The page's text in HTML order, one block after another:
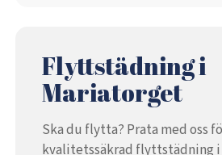
Flyttstädning i
Mariatorget
Ska du flytta? Prata med oss
kvalitetssäkrad flyttstädning